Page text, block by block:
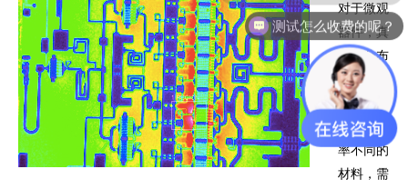
对于微观
器件，真
实热分布
由于微观
器件包含
多种发射
率不同的
材料，需
测试怎么收费的呢？